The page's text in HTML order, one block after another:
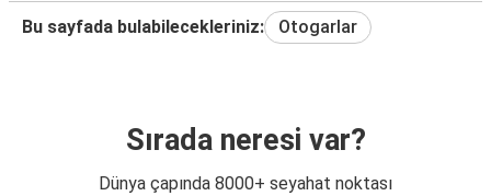
Bu sayfada bulabilecekleriniz: Otogarlar
Sırada neresi var?
Dünya çapında 8000+ seyahat noktası